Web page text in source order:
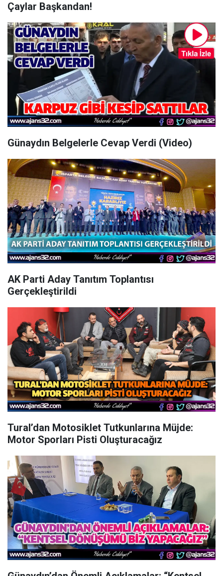
Çaylar Başkandan!
Günaydın Belgelerle Cevap Verdi (Video)
AK Parti Aday Tanıtım Toplantısı
Gerçekleştirildi
Tural’dan Motosiklet Tutkunlarına Müjde:
Motor Sporları Pisti Oluşturacağız